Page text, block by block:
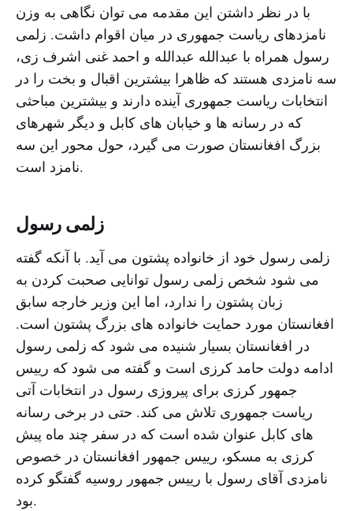
با در نظر داشتن این مقدمه می توان نگاهی به وزن
نامزدهای ریاست جمهوری در میان اقوام داشت. زلمی
رسول همراه با عبدالله عبدالله و احمد غنی اشرف زی،
سه نامزدی هستند که ظاهرا بیشترین اقبال و بخت را در
انتخابات ریاست جمهوری آینده دارند و بیشترین مباحثی
که در رسانه ها و خیابان های کابل و دیگر شهرهای
بزرگ افغانستان صورت می گیرد، حول محور این سه
نامزد است.
زلمی رسول
زلمی رسول خود از خانواده پشتون می آید. با آنکه گفته
می شود شخص زلمی رسول توانایی صحبت کردن به
زبان پشتون را ندارد، اما این وزیر خارجه سابق
افغانستان مورد حمایت خانواده های بزرگ پشتون است.
در افغانستان بسیار شنیده می شود که زلمی رسول
ادامه دولت حامد کرزی است و گفته می شود که رییس
جمهور کرزی برای پیروزی رسول در انتخابات آتی
ریاست جمهوری تلاش می کند. حتی در برخی رسانه
های کابل عنوان شده است که در سفر چند ماه پیش
کرزی به مسکو، رییس جمهور افغانستان در خصوص
نامزدی آقای رسول با رییس جمهور روسیه گفتگو کرده
بود.